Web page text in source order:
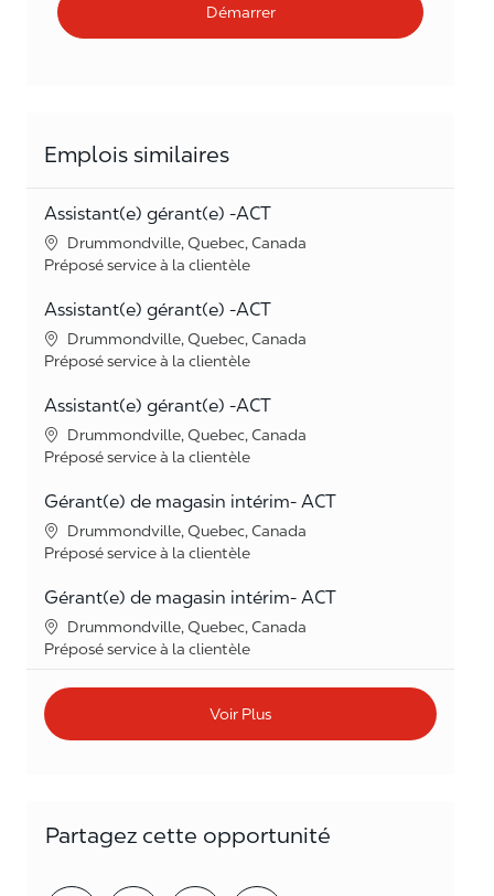
Démarrer
Emplois similaires
Assistant(e) gérant(e) -ACT
LieuDrummondville, Quebec, Canada
Catégorie
Préposé service à la clientèle
Assistant(e) gérant(e) -ACT
LieuDrummondville, Quebec, Canada
Catégorie
Préposé service à la clientèle
Assistant(e) gérant(e) -ACT
LieuDrummondville, Quebec, Canada
Catégorie
Préposé service à la clientèle
Gérant(e) de magasin intérim- ACT
LieuDrummondville, Quebec, Canada
Catégorie
Préposé service à la clientèle
Gérant(e) de magasin intérim- ACT
LieuDrummondville, Quebec, Canada
Catégorie
Préposé service à la clientèle
Voir Plus
Partagez cette opportunité